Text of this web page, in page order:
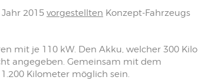
2015 vorgestellten Konzept-Fahrzeugs
mit je 110 kW. Den Akku, welcher 300 Kilo
angegeben. Gemeinsam mit dem
Kilometer möglich sein.